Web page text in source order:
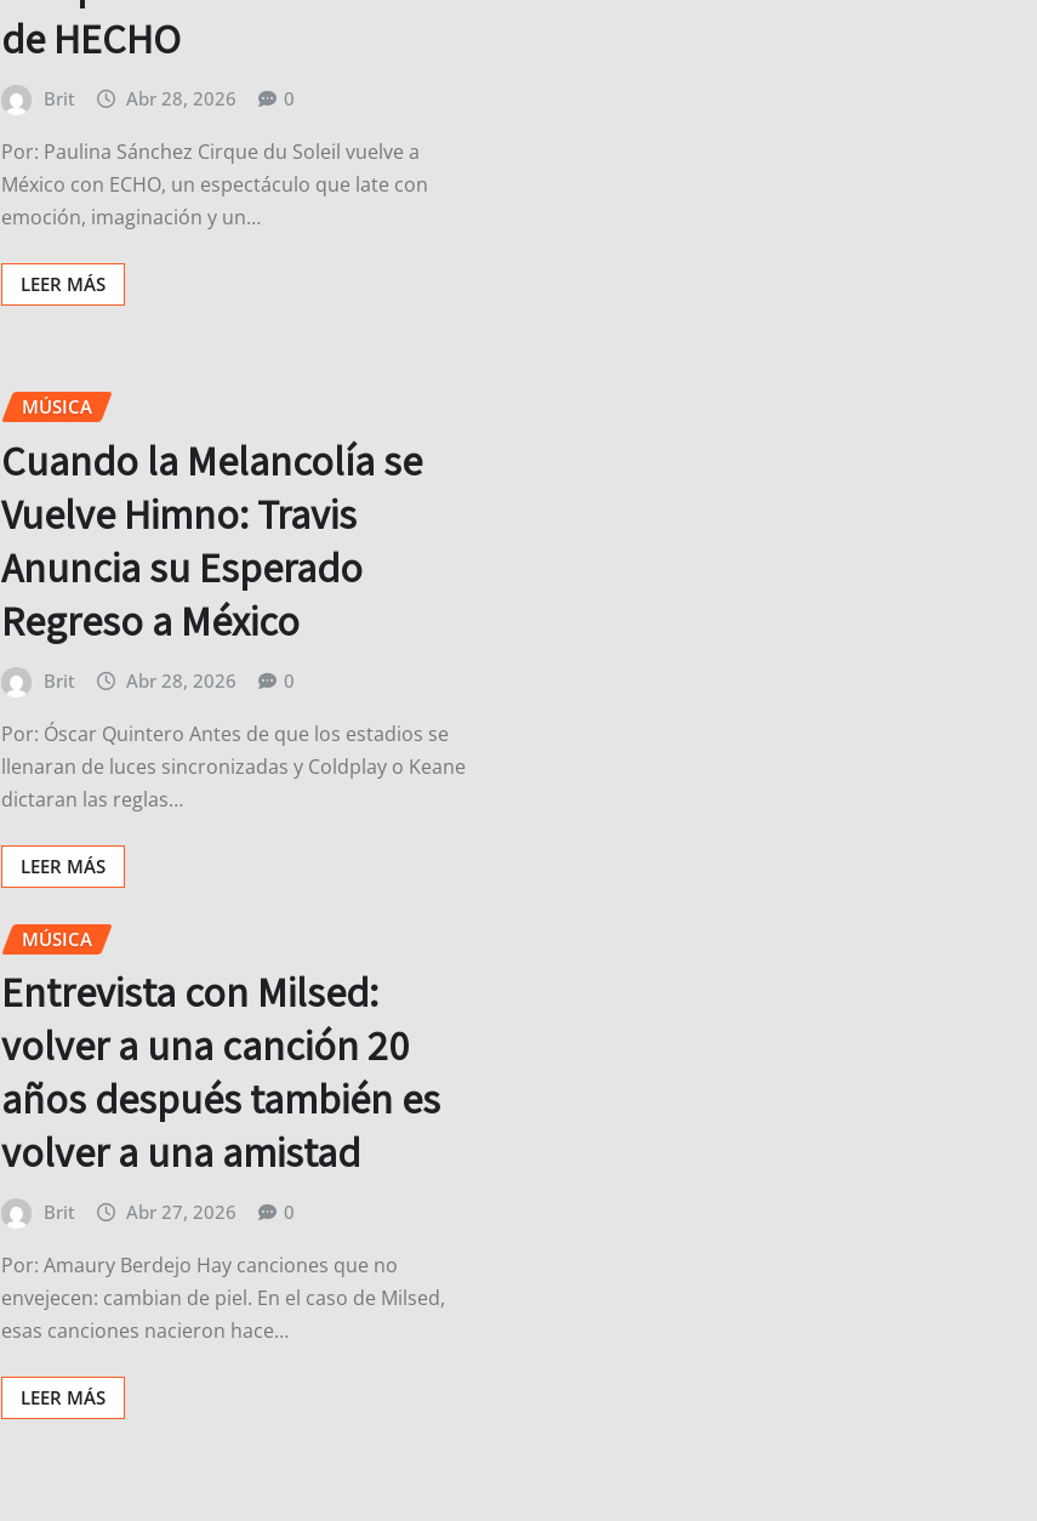
de HECHO
Brit Abr 28, 2026 0
Por: Paulina Sánchez Cirque du Soleil vuelve a
México con ECHO, un espectáculo que late con
emoción, imaginación y un…
LEER MÁS
MÚSICA
Cuando la Melancolía se
Vuelve Himno: Travis
Anuncia su Esperado
Regreso a México
Brit Abr 28, 2026 0
Por: Óscar Quintero Antes de que los estadios se
llenaran de luces sincronizadas y Coldplay o Keane
dictaran las reglas…
LEER MÁS
MÚSICA
Entrevista con Milsed:
volver a una canción 20
años después también es
volver a una amistad
Brit Abr 27, 2026 0
Por: Amaury Berdejo Hay canciones que no
envejecen: cambian de piel. En el caso de Milsed,
esas canciones nacieron hace…
LEER MÁS